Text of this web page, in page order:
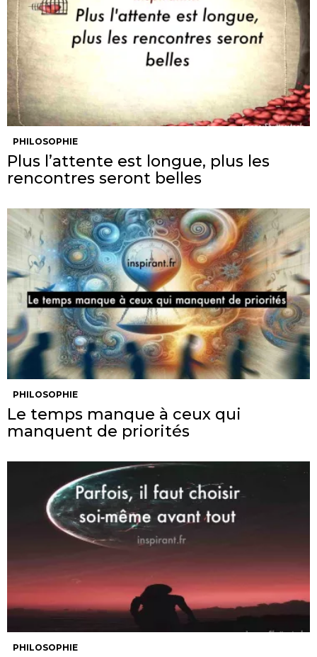
PHILOSOPHIE
Plus l’attente est longue, plus les
rencontres seront belles
PHILOSOPHIE
Le temps manque à ceux qui
manquent de priorités
PHILOSOPHIE